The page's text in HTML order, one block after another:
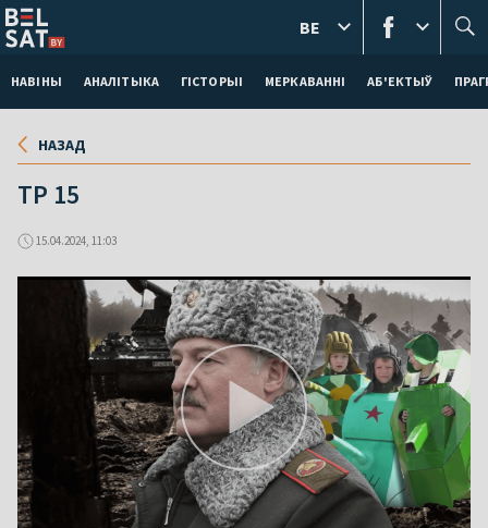
НАВІНЫ АНАЛІТЫКА ГІСТОРЫІ МЕРКАВАННI АБ'ЕКТЫЎ
BE
НАЗАД
TP 15
15.04.2024, 11:03